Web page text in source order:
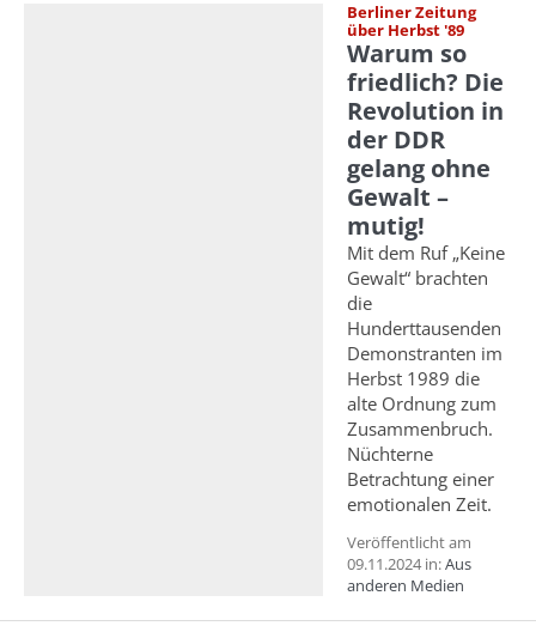
Berliner Zeitung
über Herbst '89
Warum so
friedlich? Die
Revolution in
der DDR
gelang ohne
Gewalt –
mutig!
Mit dem Ruf „Keine
Gewalt“ brachten
die
Hunderttausenden
Demonstranten im
Herbst 1989 die
alte Ordnung zum
Zusammenbruch.
Nüchterne
Betrachtung einer
emotionalen Zeit.
Veröffentlicht am
09.11.2024 in:Aus
anderen Medien